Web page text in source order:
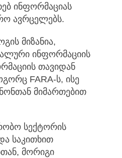
ინფორმაციას
ავრცელებს.
მიზანია,
ინფორმაციის
თავიდან
FARA-ს, ისე
მიმართებით
სექტორის
საკითხით
მორიგი